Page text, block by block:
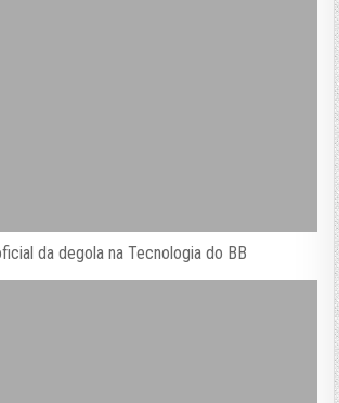
da degola na Tecnologia do BB